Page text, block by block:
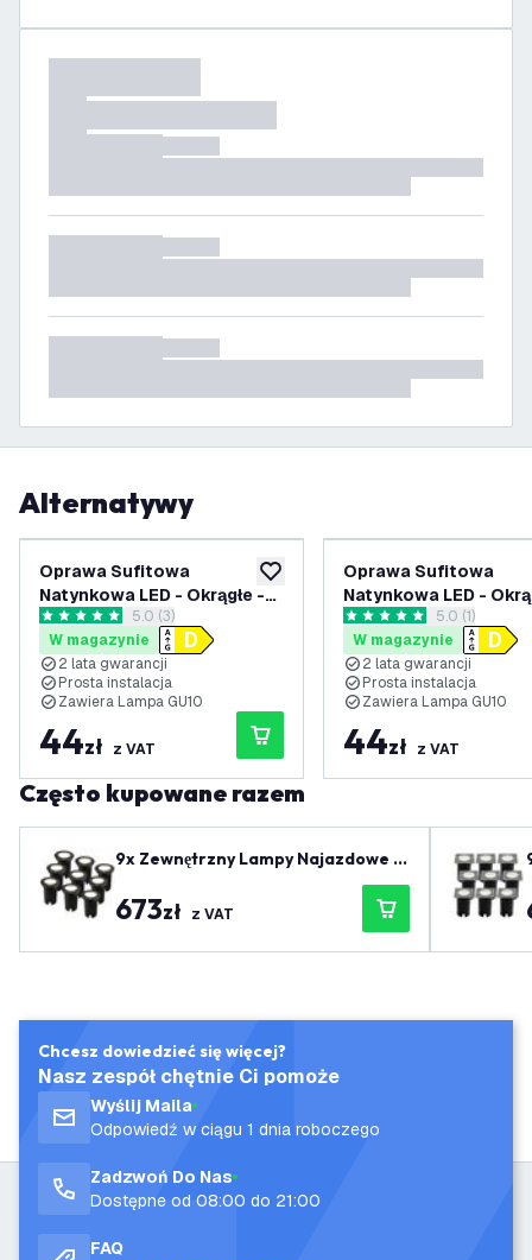
Alternatywy
dodaj do listy życzeń
Oprawa Sufitowa
Natynkowa LED - Okrągłe -
Białe - ściemniane - 4000K
otwórz panel recenzji
5 Gwiazdki oceny
5.0 (3)
W magazynie
2 lata gwarancji
Prosta instalacja
Zawiera Lampa GU10
44zł z VAT
Oprawa Sufitowa
Natynkowa LED -
Białe - ściemniane -
otwórz panel
5 Gwiazdki oceny
5.0 (1)
W magazynie
2 lata gwarancji
Prosta instalacja
Zawiera Lampa GU10
44zł z VAT
Często kupowane razem
9x Zewnętrzny Lampy Najazdowe L
ED - Kwadratowy - Czarny - IP67 -
3W - 4000K - Kabel zasilający 1 met
673zł z VAT
Chcesz dowiedzieć się więcej?
Nasz zespół chętnie Ci pomoże
Wyślij Maila
Odpowiedź w ciągu 1 dnia roboczego
Zadzwoń Do Nas
Dostępne od 08:00 do 21:00
FAQ